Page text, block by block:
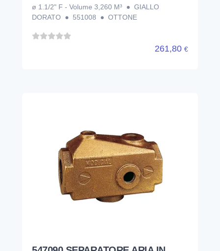
ø 1.1/2" F - Volume 3,260 M³ ● GIALLO
DORATO ● 551008 ● OTTONE
261,80 €